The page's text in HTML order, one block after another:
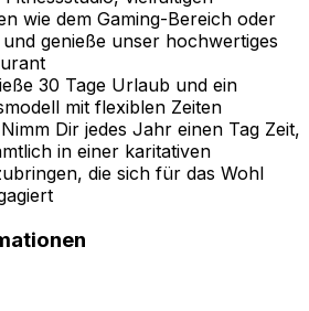
wie dem Gaming-Bereich oder
genieße unser hochwertiges
30 Tage Urlaub und ein
mit flexiblen Zeiten
Nimm Dir jedes Jahr einen Tag Zeit,
in einer karitativen
die sich für das Wohl